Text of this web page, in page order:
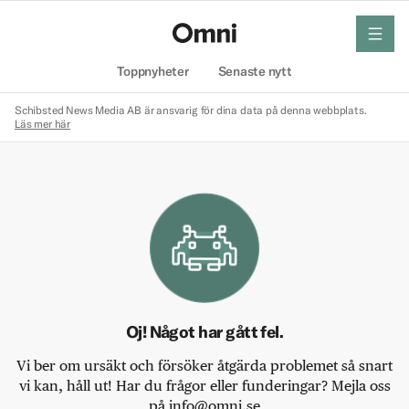
Toppnyheter Senaste nytt
meny
Schibsted News Media AB är ansvarig för dina data på denna webbplats.
Läs mer här
Oj! Något har gått fel.
Vi ber om ursäkt och försöker åtgärda problemet så snart
vi kan, håll ut! Har du frågor eller funderingar? Mejla oss